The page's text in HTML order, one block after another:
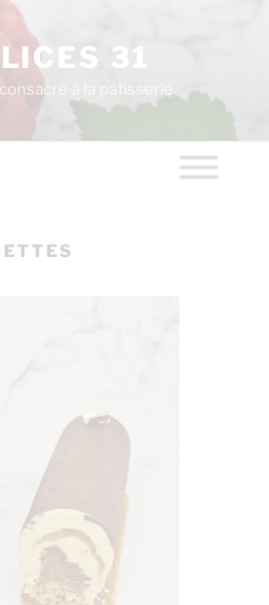
31
à la pâtisserie